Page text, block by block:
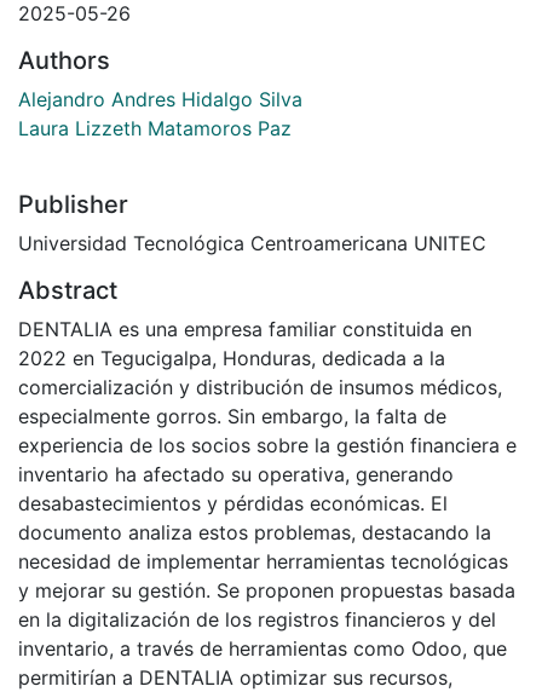
2025-05-26
Authors
Alejandro Andres Hidalgo Silva
Laura Lizzeth Matamoros Paz
Publisher
Universidad Tecnológica Centroamericana UNITEC
Abstract
DENTALIA es una empresa familiar constituida en
2022 en Tegucigalpa, Honduras, dedicada a la
comercialización y distribución de insumos médicos,
especialmente gorros. Sin embargo, la falta de
experiencia de los socios sobre la gestión financiera e
inventario ha afectado su operativa, generando
desabastecimientos y pérdidas económicas. El
documento analiza estos problemas, destacando la
necesidad de implementar herramientas tecnológicas
y mejorar su gestión. Se proponen propuestas basada
en la digitalización de los registros financieros y del
inventario, a través de herramientas como Odoo, que
permitirían a DENTALIA optimizar sus recursos,